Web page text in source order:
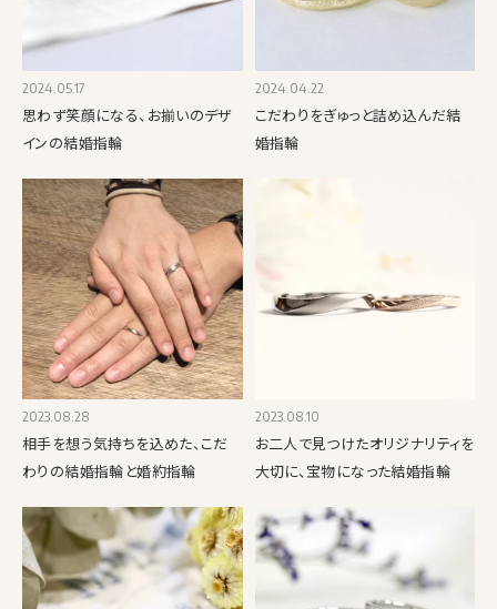
2024.05.17
思わず笑顔になる、お揃いのデザ
インの結婚指輪
2024.04.22
こだわりをぎゅっと詰め込んだ結
婚指輪
2023.08.28
相手を想う気持ちを込めた、こだ
わりの結婚指輪と婚約指輪
2023.08.10
お二人で見つけたオリジナリティを
大切に、宝物になった結婚指輪